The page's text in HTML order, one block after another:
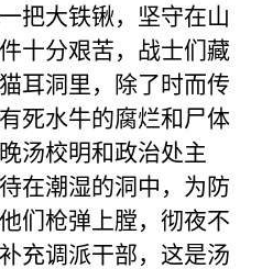
把大铁锹，坚守在山
十分艰苦，战士们藏
耳洞里，除了时而传
死水牛的腐烂和尸体
汤校明和政治处主
在潮湿的洞中，为防
们枪弹上膛，彻夜不
充调派干部，这是汤